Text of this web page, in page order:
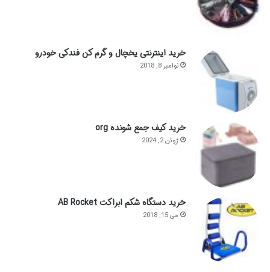
خرید اینترنتی یخچال و گرم کن فندکی خودرو
نوامبر 8, 2018
خرید کیف جمع شونده org
ژوئن 2, 2024
خرید دستگاه شکم ابراکت AB Rocket
می 15, 2018